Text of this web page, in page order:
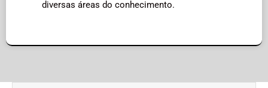
diversas áreas do conhecimento.